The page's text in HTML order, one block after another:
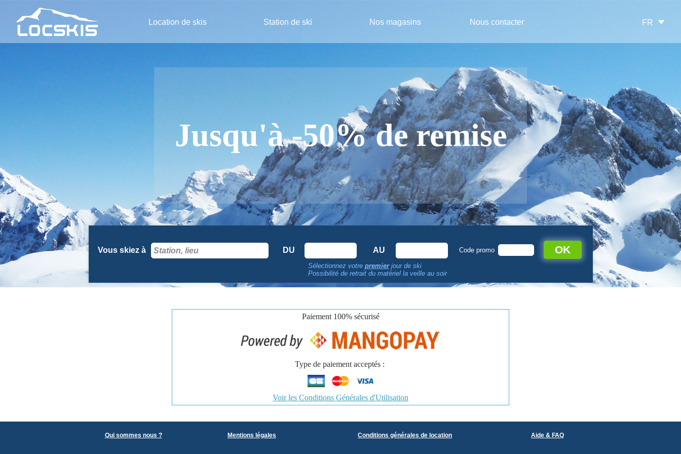
Location de skis Station de ski Nos magasins Nous contacter FR
Jusqu'à -50% de remise
Vous skiez à DU AU Code promo OK
Sélectionnez votre premierjour de ski
Possibilité de retrait du matériel la veille au soir
Paiement 100% sécurisé
Type de paiement acceptés :
Voir les Conditions Générales d'Utilisation
Qui sommes nous ? Mentions légales Conditions générales de location Aide & FAQ